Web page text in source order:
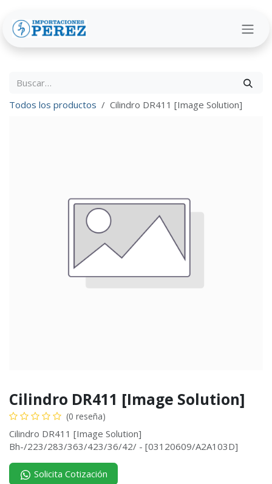
Todos los productos Cilindro DR411 [Image Solution]
Cilindro DR411 [Image Solution]
(0 reseña)
Cilindro DR411 [Image Solution]
Bh-/223/283/363/423/36/42/ - [03120609/A2A103D]
Solicita Cotización